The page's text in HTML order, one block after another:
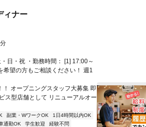
ィナー
日・祝 ・勤務時間： [1] 17:00～
望の方もご相談ください！ 週1
オープニングスタッフ大募集 即
ス型店舗として リニューアルオー
副業・WワークOK
1日4時間以内OK
通勤OK 学生歓迎
経験不問